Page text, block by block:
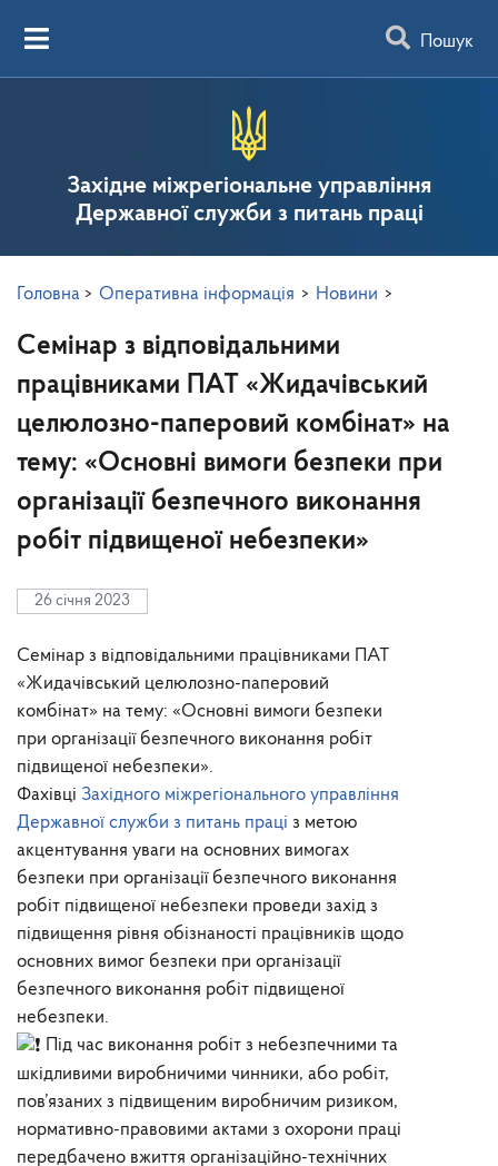
Пошук
Західне міжрегіональне управління
Державної служби з питань праці
Головна > Оперативна інформація > Новини >
Семінар з відповідальними
працівниками ПАТ «Жидачівський
целюлозно-паперовий комбінат» на
тему: «Основні вимоги безпеки при
організації безпечного виконання
робіт підвищеної небезпеки»
26 січня 2023
Семінар з відповідальними працівниками ПАТ
«Жидачівський целюлозно-паперовий
комбінат» на тему: «Основні вимоги безпеки
при організації безпечного виконання робіт
підвищеної небезпеки».
Фахівці Західного міжрегіонального управління
Державної служби з питань праці з метою
акцентування уваги на основних вимогах
безпеки при організації безпечного виконання
робіт підвищеної небезпеки проведи захід з
підвищення рівня обізнаності працівників щодо
основних вимог безпеки при організації
безпечного виконання робіт підвищеної
небезпеки.
Під час виконання робіт з небезпечними та
шкідливими виробничими чинники, або робіт,
пов’язаних з підвищеним виробничим ризиком,
нормативно-правовими актами з охорони праці
передбачено вжиття організаційно-технічних